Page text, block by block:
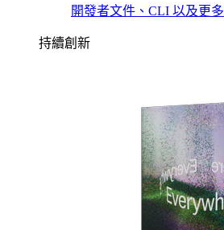
開發者文件、CLI 以及更多
持續創新